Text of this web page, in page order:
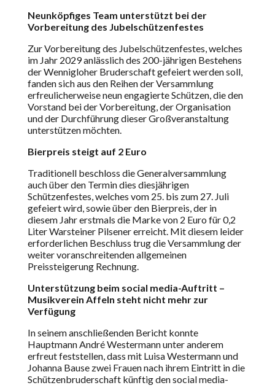
Neunköpfiges Team unterstützt bei der
Vorbereitung des Jubelschützenfestes
Zur Vorbereitung des Jubelschützenfestes, welches
im Jahr 2029 anlässlich des 200-jährigen Bestehens
der Wennigloher Bruderschaft gefeiert werden soll,
fanden sich aus den Reihen der Versammlung
erfreulicherweise neun engagierte Schützen, die den
Vorstand bei der Vorbereitung, der Organisation
und der Durchführung dieser Großveranstaltung
unterstützen möchten.
Bierpreis steigt auf 2 Euro
Traditionell beschloss die Generalversammlung
auch über den Termin dies diesjährigen
Schützenfestes, welches vom 25. bis zum 27. Juli
gefeiert wird, sowie über den Bierpreis, der in
diesem Jahr erstmals die Marke von 2 Euro für 0,2
Liter Warsteiner Pilsener erreicht. Mit diesem leider
erforderlichen Beschluss trug die Versammlung der
weiter voranschreitenden allgemeinen
Preissteigerung Rechnung.
Unterstützung beim social media-Auftritt –
Musikverein Affeln steht nicht mehr zur
Verfügung
In seinem anschließenden Bericht konnte
Hauptmann André Westermann unter anderem
erfreut feststellen, dass mit Luisa Westermann und
Johanna Bause zwei Frauen nach ihrem Eintritt in die
Schützenbruderschaft künftig den social media-